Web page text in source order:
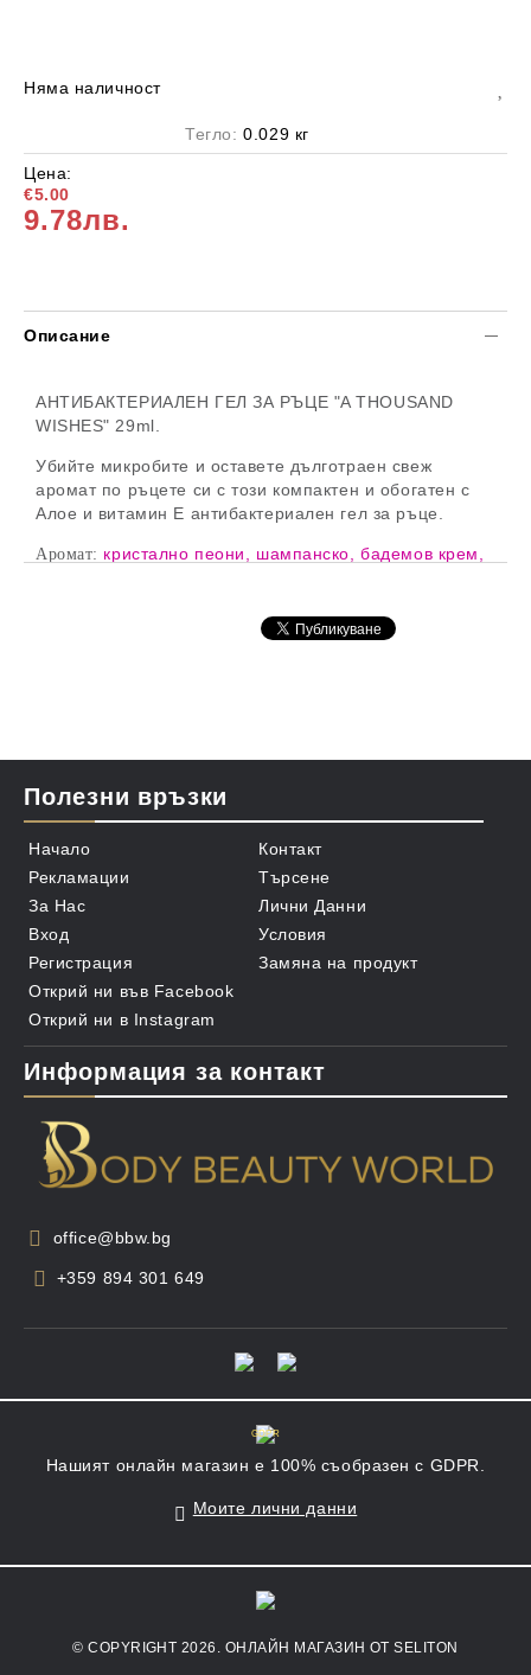
Няма наличност
Цена:
€5.00
9.78лв.
Тегло: 0.029 кг
Описание
АНТИБАКТЕРИАЛЕН ГЕЛ ЗА РЪЦЕ "A THOUSAND
WISHES" 29ml.
Убийте микробите и оставете дълготраен свеж
аромат по ръцете си с този компактен и обогатен с
Алое и витамин Е антибактериален гел за ръце.
Аромат: кристално пеони, шампанско, бадемов крем,
Не забравяйте да добавите и държач за Вашето гелче
в меню "Свещи и аксесоари" -> "Държач за
Полезни връзки
Начало
Рекламации
За Нас
Вход
Регистрация
Контакт
Търсене
Лични Данни
Условия
Замяна на продукт
Открий ни във Facebook
Открий ни в Instagram
Информация за контакт
office@bbw.bg
+359 894 301 649
GDPR
Нашият онлайн магазин е 100% съобразен с GDPR.
Моите лични данни
© COPYRIGHT 2026. ОНЛАЙН МАГАЗИН ОТ SELITON